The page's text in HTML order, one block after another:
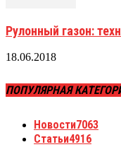
Рулонный газон:
18.06.2018
ПОПУЛЯРНАЯ
Новости7063
Статьи4916